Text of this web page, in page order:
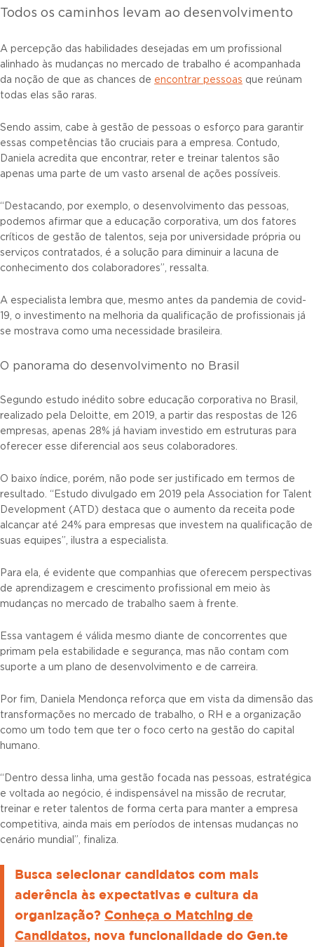
Todos os caminhos levam ao desenvolvimento
A percepção das habilidades desejadas em um profissional
alinhado às mudanças no mercado de trabalho é acompanhada
da noção de que as chances de encontrar pessoas que reúnam
todas elas são raras.
Sendo assim, cabe à gestão de pessoas o esforço para garantir
essas competências tão cruciais para a empresa. Contudo,
Daniela acredita que encontrar, reter e treinar talentos são
apenas uma parte de um vasto arsenal de ações possíveis.
“Destacando, por exemplo, o desenvolvimento das pessoas,
podemos afirmar que a educação corporativa, um dos fatores
críticos de gestão de talentos, seja por universidade própria ou
serviços contratados, é a solução para diminuir a lacuna de
conhecimento dos colaboradores”, ressalta.
A especialista lembra que, mesmo antes da pandemia de covid-
19, o investimento na melhoria da qualificação de profissionais já
se mostrava como uma necessidade brasileira.
O panorama do desenvolvimento no Brasil
Segundo estudo inédito sobre educação corporativa no Brasil,
realizado pela Deloitte, em 2019, a partir das respostas de 126
empresas, apenas 28% já haviam investido em estruturas para
oferecer esse diferencial aos seus colaboradores.
O baixo índice, porém, não pode ser justificado em termos de
resultado. “Estudo divulgado em 2019 pela Association for Talent
Development (ATD) destaca que o aumento da receita pode
alcançar até 24% para empresas que investem na qualificação de
suas equipes”, ilustra a especialista.
Para ela, é evidente que companhias que oferecem perspectivas
de aprendizagem e crescimento profissional em meio às
mudanças no mercado de trabalho saem à frente.
Essa vantagem é válida mesmo diante de concorrentes que
primam pela estabilidade e segurança, mas não contam com
suporte a um plano de desenvolvimento e de carreira.
Por fim, Daniela Mendonça reforça que em vista da dimensão das
transformações no mercado de trabalho, o RH e a organização
como um todo tem que ter o foco certo na gestão do capital
humano.
“Dentro dessa linha, uma gestão focada nas pessoas, estratégica
e voltada ao negócio, é indispensável na missão de recrutar,
treinar e reter talentos de forma certa para manter a empresa
competitiva, ainda mais em períodos de intensas mudanças no
cenário mundial”, finaliza.
Busca selecionar candidatos com mais
aderência às expectativas e cultura da
organização? Conheça o Matching de
Candidatos, nova funcionalidade do Gen.te